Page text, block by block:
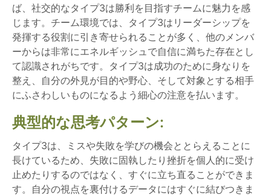
ば、社交的なタイプ3は勝利を目指すチームに魅力を感
じます。チーム環境では、タイプ3はリーダーシップを
発揮する役割に引き寄せられることが多く、他のメンバ
ーからは非常にエネルギッシュで自信に満ちた存在とし
て認識されがちです。タイプ3は成功のために身なりを
整え、自分の外見が目的や野心、そして対象とする相手
にふさわしいものになるよう細心の注意を払います。
典型的な思考パターン:
タイプ3は、ミスや失敗を学びの機会ととらえることに
長けているため、失敗に固執したり挫折を個人的に受け
止めたりするのではなく、すぐに立ち直ることができま
す。自分の視点を裏付けるデータにはすぐに結びつきま